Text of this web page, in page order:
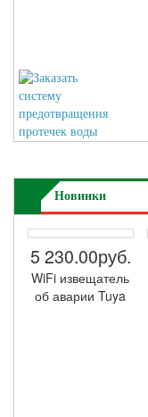
Новинки
5 230.00руб.
WiFi извещатель
об аварии Tuya